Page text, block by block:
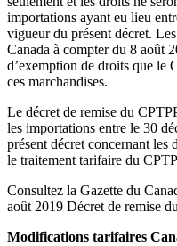
importations ayant eu lieu
vigueur du présent décret.
Canada à compter du 8 août
d’exemption de droits que le
ces marchandises.
Le décret de remise du
les importations entre le 30
présent décret concernant les
le traitement tarifaire du
Consultez la Gazette du
août 2019 Décret de remise
Modifications tarifaires